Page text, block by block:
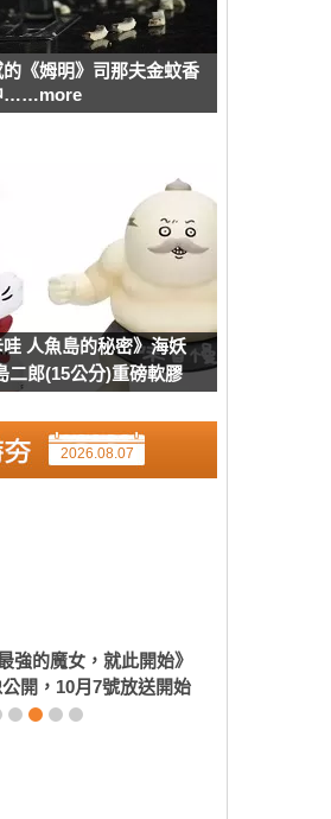
《姆明》司那夫金蚊香
……more
人魚島的秘密》海妖
二郎(15公分)重磅軟膠
2026.08.07